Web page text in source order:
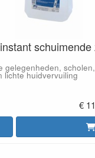
gelegenheden,
lichte huidvervuiling
€